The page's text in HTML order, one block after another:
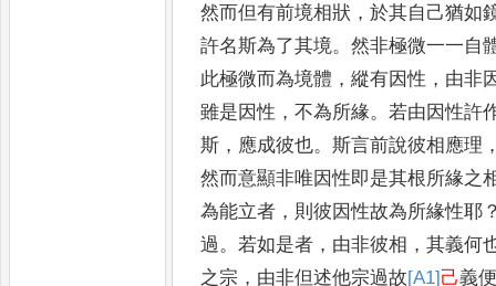
然而但有前境相狀 ，於其自己猶如
許名斯為了其境。然非極微一一自
此極微而為境體 ，縱有因性 ， 由非
雖是因性 ，不為所緣。若由因性許
斯 ， 應成彼也。斯言前說彼相應理
然而意顯非唯因性即是其根所緣之
為能立者 ， 則彼因性故為所緣性耶
過。若如是者 ， 由非彼相 ，其義何
之宗 ， 由非但述他宗過故[A1]己義